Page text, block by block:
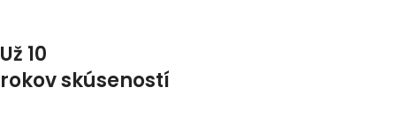
Už 10
rokov skúseností